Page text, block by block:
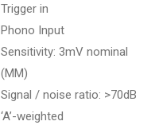
Trigger in
Phono Input
Sensitivity: 3mV nominal
(MM)
Signal / noise ratio: >70dB
‘A’-weighted